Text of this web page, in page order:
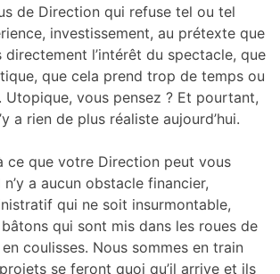
de Direction qui refuse tel ou tel
investissement, au prétexte que
l’intérêt du spectacle, que
que cela prend trop de temps ou
vous pensez ? Et pourtant,
a rien de plus réaliste aujourd’hui.
ce que votre Direction peut vous
a aucun obstacle financier,
qui ne soit insurmontable,
qui sont mis dans les roues de
coulisses. Nous sommes en train
se feront quoi qu’il arrive et ils